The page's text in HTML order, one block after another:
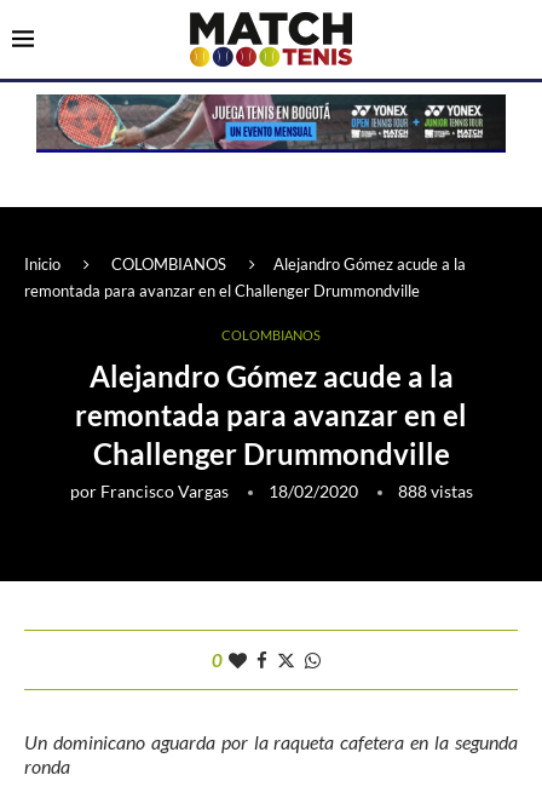
Inicio COLOMBIANOS
Alejandro Gómez acude a la
remontada para avanzar en el Challenger Drummondville
COLOMBIANOS
Alejandro Gómez acude a la
remontada para avanzar en el
Challenger Drummondville
por Francisco Vargas 18/02/2020 888vistas
0
Un dominicano aguarda por la raqueta cafetera en la segunda
ronda